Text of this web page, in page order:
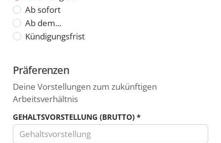
erlaubt.
frühestmöglicher
Antrittstermin
Ab sofort
Ab dem...
Kündigungsfrist
Präferenzen
Deine Vorstellungen zum zukünftigen
Arbeitsverhältnis
GEHALTSVORSTELLUNG (BRUTTO) *